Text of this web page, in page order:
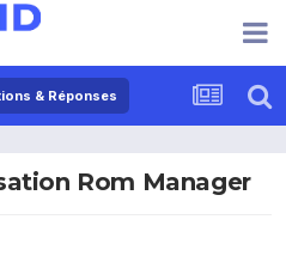
& Réponses
Rom Manager